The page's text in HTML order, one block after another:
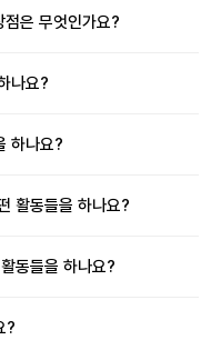
은 무엇인가요?
나요?
하나요?
활동들을 하나요?
동들을 하나요?
?